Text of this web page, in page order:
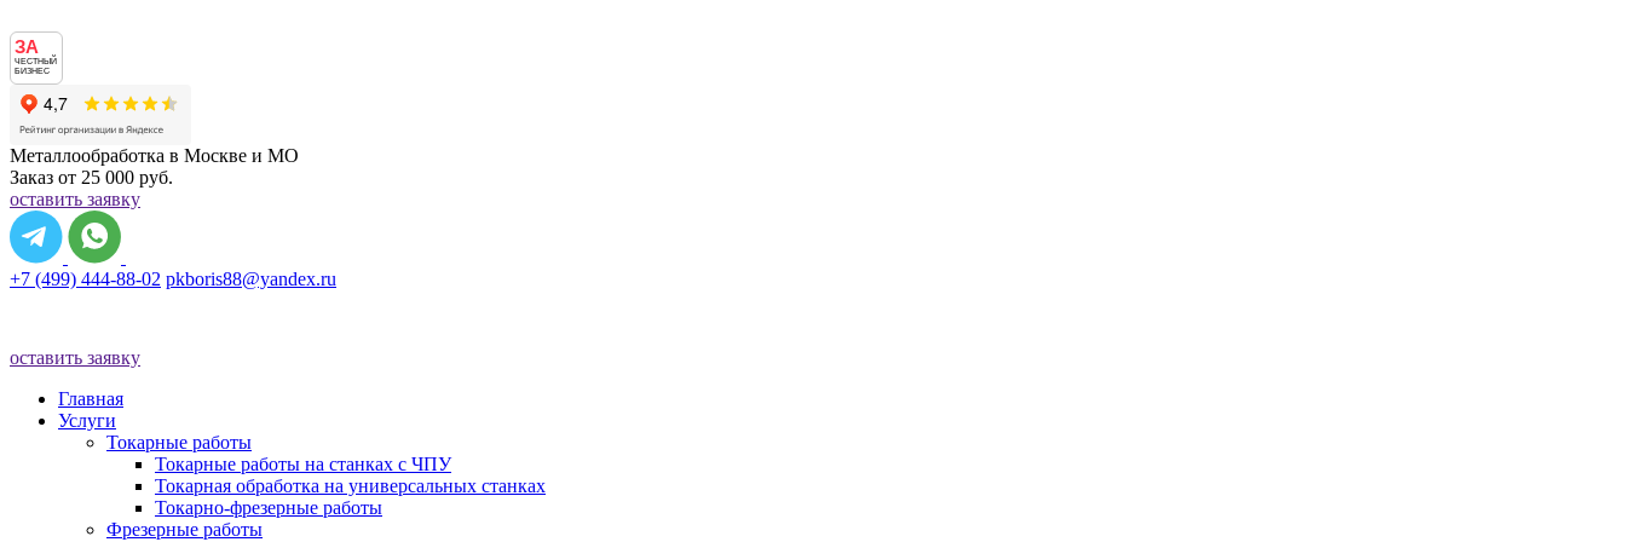
ЗА
ЧЕСТНЫЙ
БИЗНЕС
Металлообработка в Москве и МО
Заказ от 25 000 руб.
оставить заявку
+7 (499) 444-88-02 pkboris88@yandex.ru
оставить заявку
Главная
Услуги
Токарные работы
Токарные работы на станках с ЧПУ
Токарная обработка на универсальных станках
Токарно-фрезерные работы
Фрезерные работы